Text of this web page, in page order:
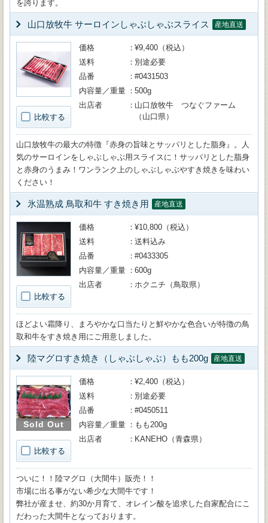
を誇ります。
山口放牧牛 サーロインしゃぶしゃぶスライス 産地直送
比較する
価格
¥9,400（税込）
送料
別途必要
品番
#0431503
内容量／重量
500g
出店者
山口放牧牛 つなぐファーム
（山口県）
山口放牧牛の最大の特徴『赤身の旨味とサッパリとした脂身』。人
気のサーロインをしゃぶしゃぶ用スライスに！サッパリとした脂身
と赤身のうまみ！ワンランク上のしゃぶしゃぶやすき焼きを味わい
ください！
氷温熟成 鳥取和牛 すき焼き用 産地直送
比較する
価格
¥10,800（税込）
送料
送料込み
品番
#0433305
内容量／重量
600g
出店者
ホクニチ（鳥取県）
ほどよい霜降り、まろやかな口当たりと鮮やかな色合いが特徴の鳥
取和牛をすき焼き用にご用意しました。
陸マグロすき焼き（しゃぶしゃぶ）もも200g 産地直送
Sold Out
比較する
価格
¥2,400（税込）
送料
別途必要
品番
#0450511
内容量／重量
もも200g
出店者
KANEHO（青森県）
ついに！！陸マグロ（大間牛）販売！！
市場に出る事がない希少な大間牛です！
弊社が産ませ、約30か月育て、オレイン酸を追求した自家配合にこ
だわった大間牛となっております。